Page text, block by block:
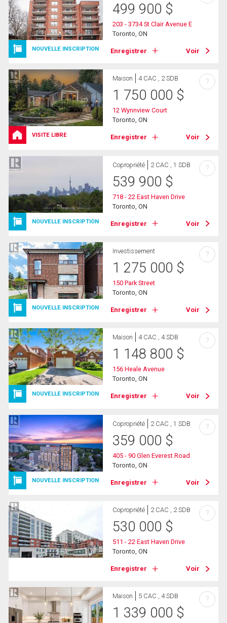
NOUVELLE INSCRIPTION
499 900 $
203 - 3734 St Clair Avenue E
Toronto, ON
Enregistrer Voir
VISITE LIBRE
Maison 4 CAC , 2 SDB
1 750 000 $
12 Wynnview Court
Toronto, ON
Enregistrer Voir
?
NOUVELLE INSCRIPTION
Copropriété 2 CAC , 1 SDB
539 900 $
718 - 22 East Haven Drive
Toronto, ON
Enregistrer Voir
?
NOUVELLE INSCRIPTION
Investissement
1 275 000 $
150 Park Street
Toronto, ON
Enregistrer Voir
?
NOUVELLE INSCRIPTION
Maison 4 CAC , 4 SDB
1 148 800 $
156 Heale Avenue
Toronto, ON
Enregistrer Voir
?
NOUVELLE INSCRIPTION
Copropriété 2 CAC , 1 SDB
359 000 $
405 - 90 Glen Everest Road
Toronto, ON
Enregistrer Voir
?
Copropriété 2 CAC , 2 SDB
530 000 $
511 - 22 East Haven Drive
Toronto, ON
Enregistrer Voir
?
Maison 5 CAC , 4 SDB
1 339 000 $
?